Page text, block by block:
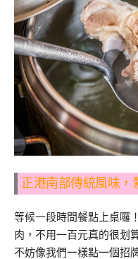
正港南部傳統風味，
等候一段時間餐點上桌囉
肉，不用一百元真的很划
不妨像我們一樣點一個招